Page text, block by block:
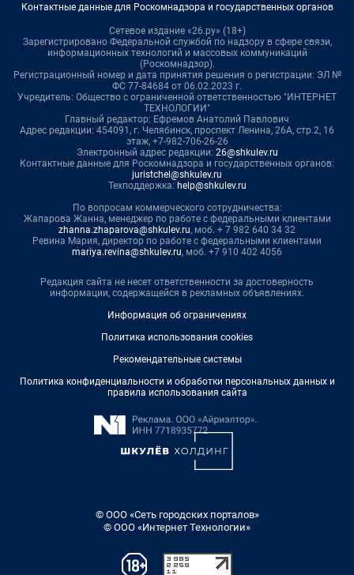
Контактные данные для Роскомнадзора и государственных органов
Сетевое издание «26.ру» (18+)
Зарегистрировано Федеральной службой по надзору в сфере связи,
информационных технологий и массовых коммуникаций
(Роскомнадзор).
Регистрационный номер и дата принятия решения о регистрации: ЭЛ №
ФС 77-84684 от 06.02.2023 г.
Учредитель: Общество с ограниченной ответственностью "ИНТЕРНЕТ
ТЕХНОЛОГИИ"
Главный редактор: Ефремов Анатолий Павлович
Адрес редакции: 454091, г. Челябинск, проспект Ленина, 26А, стр.2, 16
этаж, +7-982-706-26-26
Электронный адрес редакции: 26@shkulev.ru
Контактные данные для Роскомнадзора и государственных органов:
juristchel@shkulev.ru
Техподдержка: help@shkulev.ru
По вопросам коммерческого сотрудничества:
Жапарова Жанна, менеджер по работе с федеральными клиентами
zhanna.zhaparova@shkulev.ru, моб. + 7 982 640 34 32
Ревина Мария, директор по работе с федеральными клиентами
mariya.revina@shkulev.ru, моб. +7 910 402 4056
Редакция сайта не несет ответственности за достоверность
информации, содержащейся в рекламных объявлениях.
Информация об ограничениях
Политика использования cookies
Рекомендательные системы
Политика конфиденциальности и обработки персональных данных и
правила использования сайта
© ООО «Сеть городских порталов»
© ООО «Интернет Технологии»